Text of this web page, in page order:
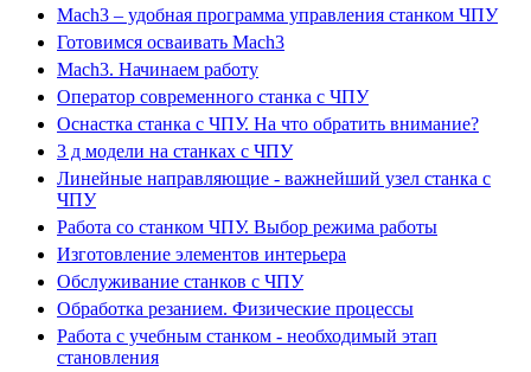
Mach3 – удобная программа управления станком ЧПУ
Готовимся осваивать Mach3
Mach3. Начинаем работу
Оператор современного станка с ЧПУ
Оснастка станка с ЧПУ. На что обратить внимание?
3 д модели на станках с ЧПУ
Линейные направляющие - важнейший узел станка с
ЧПУ
Работа со станком ЧПУ. Выбор режима работы
Изготовление элементов интерьера
Обслуживание станков с ЧПУ
Обработка резанием. Физические процессы
Работа с учебным станком - необходимый этап
становления